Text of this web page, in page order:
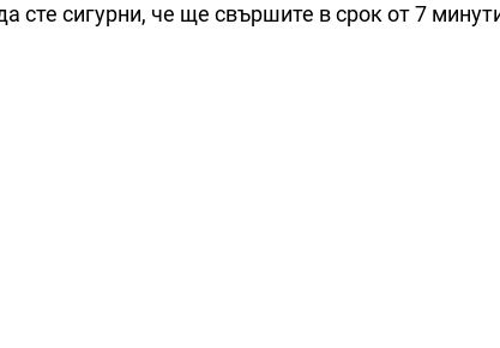
сте сигурни, че ще свършите в срок от 7